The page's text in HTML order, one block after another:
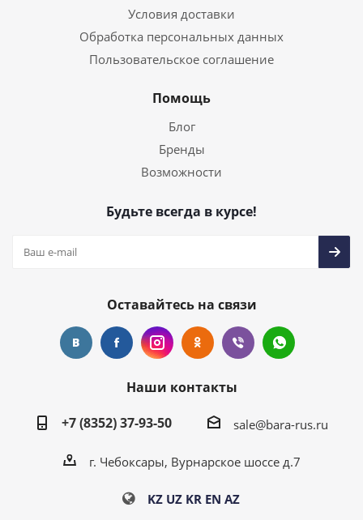
Условия доставки
Обработка персональных данных
Пользовательское соглашение
Помощь
Блог
Бренды
Возможности
Будьте всегда в курсе!
Оставайтесь на связи
Наши контакты
+7 (8352) 37-93-50
sale@bara-rus.ru
г. Чебоксары, Вурнарское шоссе д.7
KZ UZ KR EN AZ